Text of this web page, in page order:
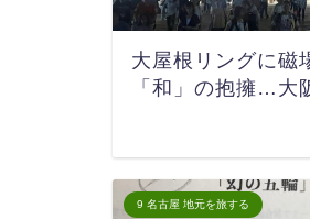
大屋根リングに磁
「和」の抱擁…大
9 名古屋 地元を旅する